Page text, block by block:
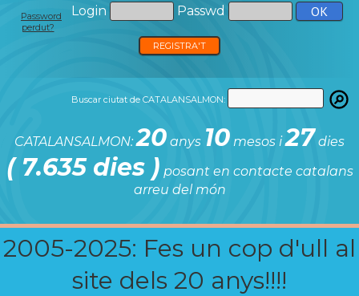
Login Passwd
Password
perdut?
REGISTRA'T
Buscar ciutat de CATALANSALMON:
CATALANSALMON:20 anys 10 mesos i27 dies
( 7.635 dies ) posant en contacte catalans
arreu del món
2005-2025: Fes un cop d'ull al
site dels 20 anys!!!!